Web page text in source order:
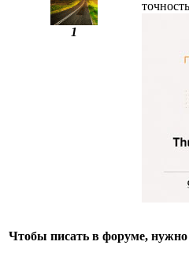
1
Чтобы писать в форуме, нужно